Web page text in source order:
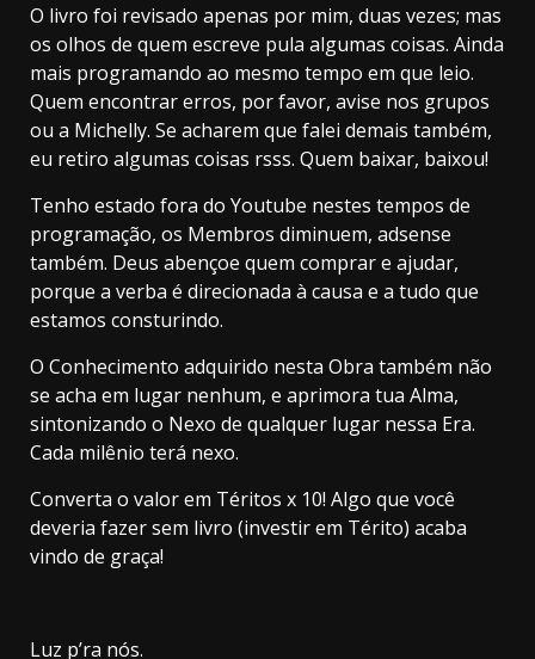
O livro foi revisado apenas por mim, duas vezes; mas
os olhos de quem escreve pula algumas coisas. Ainda
mais programando ao mesmo tempo em que leio.
Quem encontrar erros, por favor, avise nos grupos
ou a Michelly. Se acharem que falei demais também,
eu retiro algumas coisas rsss. Quem baixar, baixou!
Tenho estado fora do Youtube nestes tempos de
programação, os Membros diminuem, adsense
também. Deus abençoe quem comprar e ajudar,
porque a verba é direcionada à causa e a tudo que
estamos consturindo.
O Conhecimento adquirido nesta Obra também não
se acha em lugar nenhum, e aprimora tua Alma,
sintonizando o Nexo de qualquer lugar nessa Era.
Cada milênio terá nexo.
Converta o valor em Téritos x 10! Algo que você
deveria fazer sem livro (investir em Térito) acaba
vindo de graça!
Luz p’ra nós.